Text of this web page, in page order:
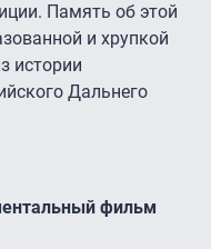
Память об этой
и хрупкой
истории
Дальнего
фильм